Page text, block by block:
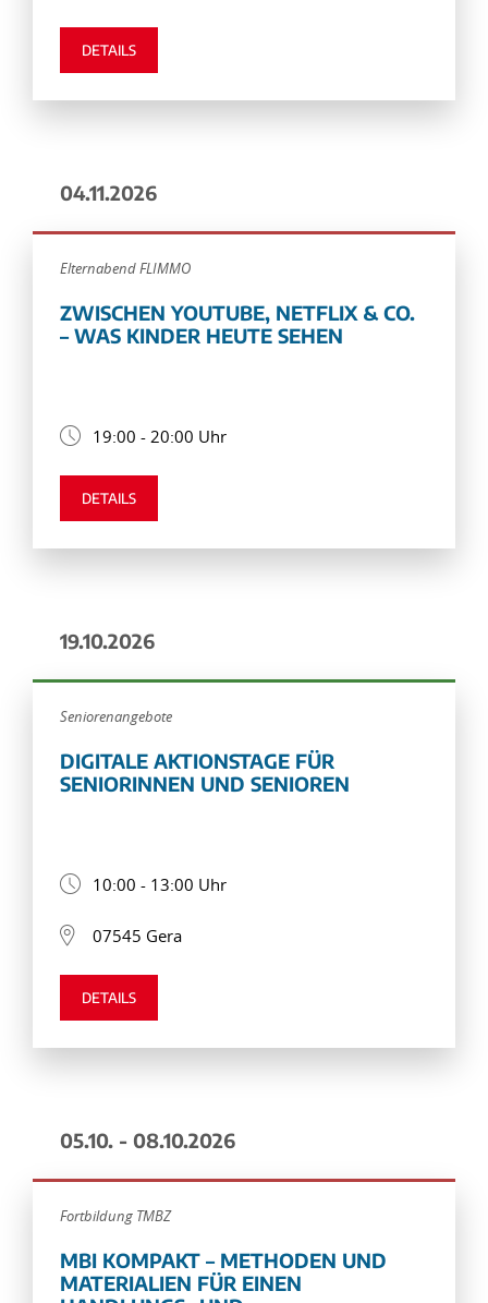
DETAILS
04.11.2026
Elternabend FLIMMO
ZWISCHEN YOUTUBE, NETFLIX & CO.
– WAS KINDER HEUTE SEHEN
19:00 - 20:00 Uhr
DETAILS
19.10.2026
Seniorenangebote
DIGITALE AKTIONSTAGE FÜR
SENIORINNEN UND SENIOREN
10:00 - 13:00 Uhr
07545 Gera
DETAILS
05.10. - 08.10.2026
Fortbildung TMBZ
MBI KOMPAKT – METHODEN UND
MATERIALIEN FÜR EINEN